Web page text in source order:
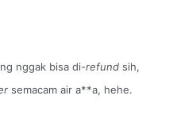
nggak bisa di-refund sih,
semacam air a**a, hehe.